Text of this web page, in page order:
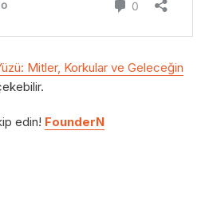
Mitler, Korkular ve Geleceğin
edin! FounderN